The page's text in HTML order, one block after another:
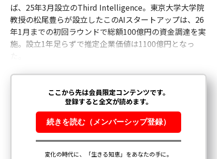
ば、25年3月設立のThird Intelligence。東京大学大学院
教授の松尾豊らが設立したこのAIスタートアップは、26
年1月までの初回ラウンドで総額100億円の資金調達を実
施。設立1年足らずで推定企業価値は1100億円となっ